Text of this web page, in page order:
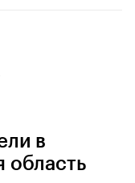
в
область